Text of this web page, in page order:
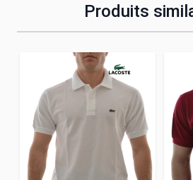
Produits